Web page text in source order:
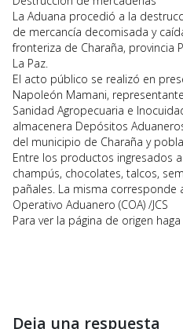
La Aduana procedió a la
de mercancía decomisada y
fronteriza de Charaña, provincia
La Paz.
El acto público se realizó en
Napoleón Mamani,
Sanidad Agropecuaria e
almacenera Depósitos
del municipio de Charaña y
Entre los productos ingresados
champús, chocolates, talcos,
pañales. La misma corresponde
Operativo Aduanero (COA) /JCS
Para ver la página de origen
Deja una respuesta